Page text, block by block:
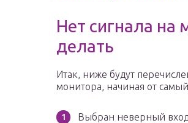
Нет сигнала
делать
Итак, ниже будут
монитора, начиная от
Выбран неверный вход